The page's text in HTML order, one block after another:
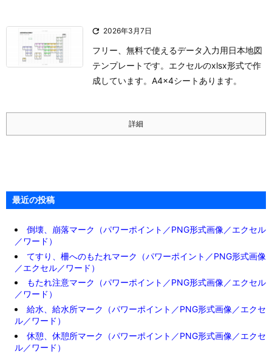
 2026年3月7日
フリー、無料で使えるデータ入力用日本地図
テンプレートです。エクセルのxlsx形式で作
成しています。A4×4シートあります。
詳細
最近の投稿
倒壊、崩落マーク（パワーポイント／PNG形式画像／エクセル
／ワード）
てすり、柵へのもたれマーク（パワーポイント／PNG形式画像
／エクセル／ワード）
もたれ注意マーク（パワーポイント／PNG形式画像／エクセル
／ワード）
給水、給水所マーク（パワーポイント／PNG形式画像／エクセ
ル／ワード）
休憩、休憩所マーク（パワーポイント／PNG形式画像／エクセ
ル／ワード）